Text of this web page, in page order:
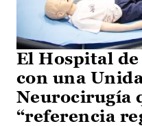
El Hospital
con una
Neurocirugía
“referencia